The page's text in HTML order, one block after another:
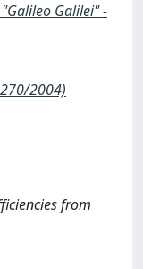
Galilei" -
2004)
from